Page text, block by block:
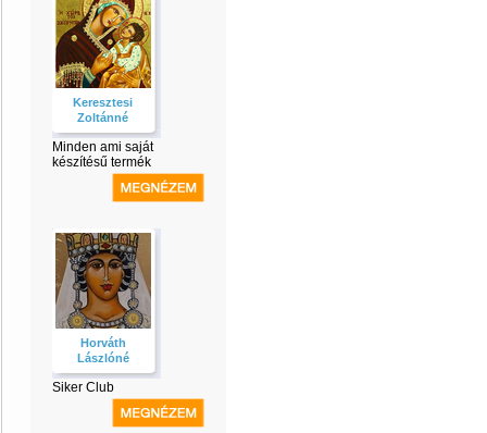
Keresztesi
Zoltánné
Minden ami saját
készítésű termék
Horváth
Lászlóné
Siker Club